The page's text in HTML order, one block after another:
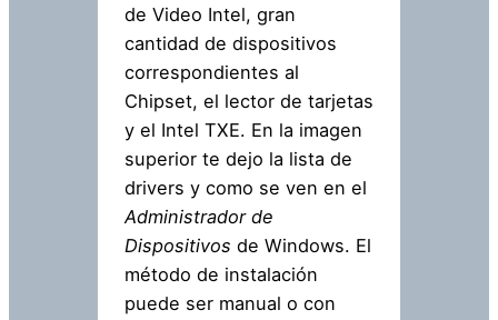
de Video Intel, gran
cantidad de dispositivos
correspondientes al
Chipset, el lector de tarjetas
y el Intel TXE. En la imagen
superior te dejo la lista de
drivers y como se ven en el
Administrador de
Dispositivos de Windows. El
método de instalación
puede ser manual o con